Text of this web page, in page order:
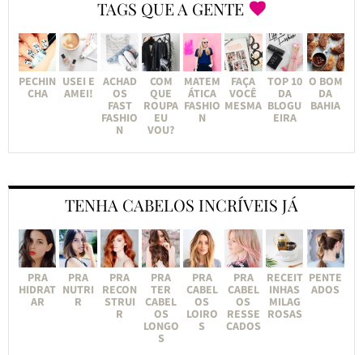
TAGS QUE A GENTE
PECHIN
CHA
USEI E
AMEI!
ACHAD
OS
FAST
FASHIO
N
COM
QUE
ROUPA
EU
VOU?
MATEM
ÁTICA
FASHIO
N
FAÇA
VOCÊ
MESMA
TOP 10
DA
BLOGU
EIRA
O BOM
DA
BAHIA
TENHA CABELOS INCRÍVEIS JÁ
PRA
HIDRAT
AR
PRA
NUTRI
R
PRA
RECON
STRUI
R
PRA
TER
CABEL
OS
LONGO
S
PRA
CABEL
OS
LOIRO
S
PRA
CABEL
OS
RESSE
CADOS
RECEIT
INHAS
MILAG
ROSAS
PENTE
ADOS